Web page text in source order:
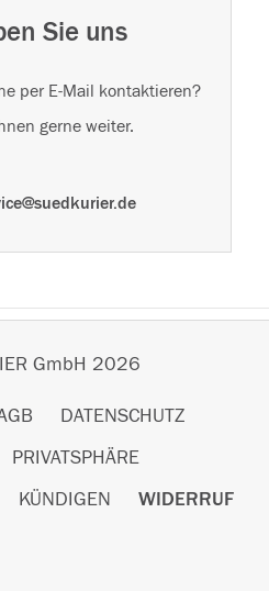
Sie uns
per E-Mail kontaktieren?
gerne weiter.
GmbH 2026
DATENSCHUTZ
PRIVATSPHÄRE
KÜNDIGEN WIDERRUF